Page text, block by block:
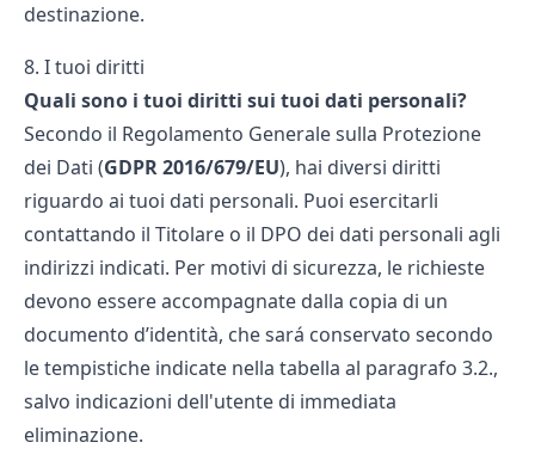
destinazione.
8. I tuoi diritti
Quali sono i tuoi diritti sui tuoi dati personali?
Secondo il Regolamento Generale sulla Protezione
dei Dati (GDPR 2016/679/EU), hai diversi diritti
riguardo ai tuoi dati personali. Puoi esercitarli
contattando il Titolare o il DPO dei dati personali agli
indirizzi indicati. Per motivi di sicurezza, le richieste
devono essere accompagnate dalla copia di un
documento d’identità, che sará conservato secondo
le tempistiche indicate nella tabella al paragrafo 3.2.,
salvo indicazioni dell'utente di immediata
eliminazione.